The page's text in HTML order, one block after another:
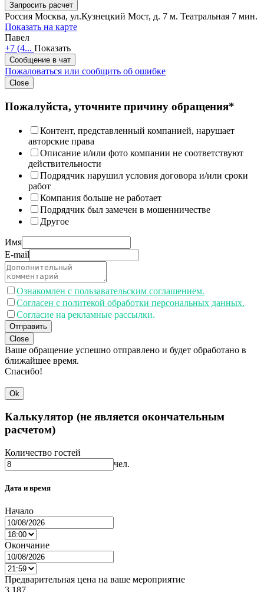
Запросить расчет
Россия Москва, ул.Кузнецкий Мост, д. 7 м. Театральная 7 мин.
Показать на карте
Павел
+7 (4... Показать
Сообщение в чат
Пожаловаться или сообщить об ошибке
Close
Пожалуйста, уточните причину обращения*
Контент, представленный компанией, нарушает
авторские права
Описание и/или фото компании не соответствуют
действительности
Подрядчик нарушил условия договора и/или сроки
работ
Компания больше не работает
Подрядчик был замечен в мошенничестве
Другое
Имя
E-mail
Ознакомлен с пользавательским соглашением.
Согласен с политекой обработки персональных данных.
Согласие на рекламные рассылки.
Отправить
Close
Ваше обращение успешно отправлено и будет обработано в
ближайшее время.
Спасибо!
Ok
Калькулятор (не является окончательным
расчетом)
Количество гостей
чел.
Дата и время
Начало
Окончание
Предварительная цена на ваше мероприятие